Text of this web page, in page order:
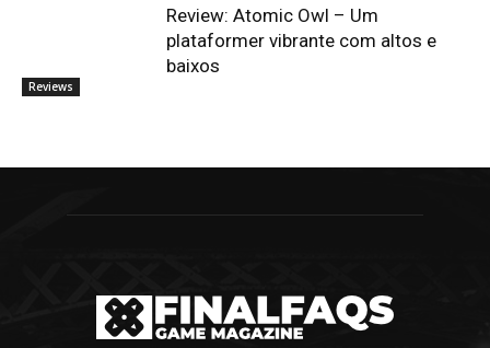
Reviews
Review: Atomic Owl – Um
plataformer vibrante com altos e
baixos